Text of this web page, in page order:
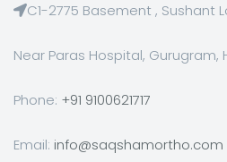
C1-2775 Basement , Sushant
Near Paras Hospital, Gurugram,
Phone: +91 9100621717
Email: info@saqshamortho.com